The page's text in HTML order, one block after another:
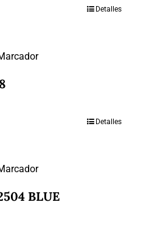
Detalles
Detalles
BLUE